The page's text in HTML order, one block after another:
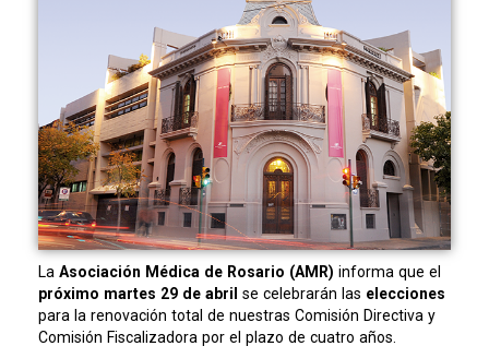
La Asociación Médica de Rosario (AMR) informa que el
próximo martes 29 de abril se celebrarán las elecciones
para la renovación total de nuestras Comisión Directiva y
Comisión Fiscalizadora por el plazo de cuatro años.